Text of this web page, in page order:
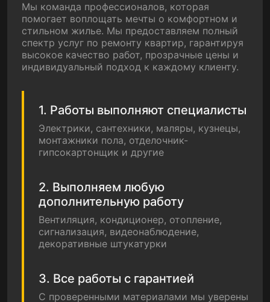
Мы команда профессионалов, которая
помогает воплощать мечты о комфортном и
стильном жилье. Мы предоставляем полный
спектр услуг по ремонту квартир, гарантируя
высокое качество работ, прозрачные цены и
индивидуальный подход к каждому клиенту.
1. Работы выполняют специалисты
Электрики, сантехники, маляры, кузнецы,
монтажники пола, отделочник-
гипсокартонщик и другие
2. Выполняем любую
дополнительную работу
Вентиляция, кондиционер, отопление,
сигнализация, видеонаблюдение,
декоративные штукатурки
3. Все работы с гарантией
С проверенными материалами мы уверены